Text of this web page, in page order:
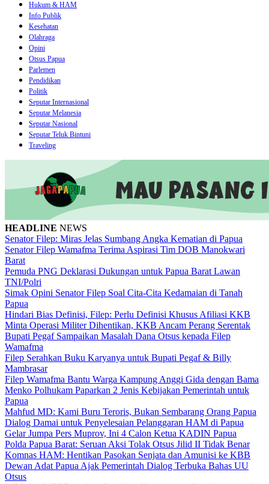
Hukum & HAM
Info Publik
Kesehatan
Olahraga
Opini
Otsus Papua
Parlemen
Pendidikan
Politik
Seputar Internasional
Seputar Melanesia
Seputar Nasional
Seputar Teluk Bintuni
Traveling
HEADLINE NEWS
Senator Filep: Miras Jelas Sumbang Angka Kematian di Papua
Senator Filep Wamafma Terima Aspirasi Tim DOB Manokwari
Barat
Pemuda PNG Deklarasi Dukungan untuk Papua Barat Lawan
TNI/Polri
Simak Opini Senator Filep Soal Cita-Cita Kedamaian di Tanah
Papua
Hindari Bias Definisi, Filep: Perlu Definisi Khusus Afiliasi KKB
Minta Operasi Militer Dihentikan, KKB Ancam Perang Serentak
Bupati Pegaf Sampaikan Masalah Dana Otsus kepada Filep
Wamafma
Filep Serahkan Buku Karyanya untuk Bupati Pegaf & Billy
Mambrasar
Filep Wamafma Bantu Warga Kampung Anggi Gida dengan Bama
Menko Polhukam Paparkan 2 Jenis Kebijakan Pemerintah untuk
Papua
Mahfud MD: Kami Buru Teroris, Bukan Sembarang Orang Papua
Dialog Damai untuk Penyelesaian Pelanggaran HAM di Papua
Gelar Jumpa Pers Muprov, Ini 4 Calon Ketua KADIN Papua
Polda Papua Barat: Seruan Aksi Tolak Otsus Jilid II Tidak Benar
Komnas HAM: Hentikan Pasokan Senjata dan Amunisi ke KBB
Dewan Adat Papua Ajak Pemerintah Dialog Terbuka Bahas UU
Otsus